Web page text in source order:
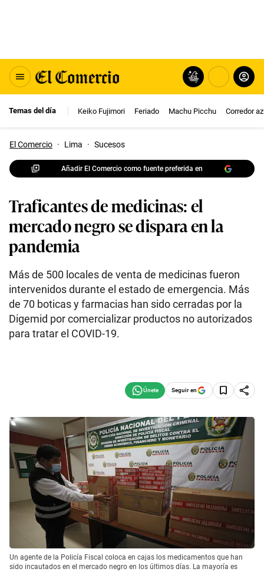
Temas del día Keiko Fujimori Feriado Machu Picchu Corredor
El Comercio · Lima · Sucesos
Añadir El Comercio como fuente preferida en
Traficantes de medicinas: el
mercado negro se dispara en la
pandemia
Más de 500 locales de venta de medicinas fueron
intervenidos durante el estado de emergencia. Más
de 70 boticas y farmacias han sido cerradas por la
Digemid por comercializar productos no autorizados
para tratar el COVID-19.
Seguir en
Un agente de la Policía Fiscal coloca en cajas los medicamentos que han
sido incautados en el mercado negro en los últimos días. La mayoría es